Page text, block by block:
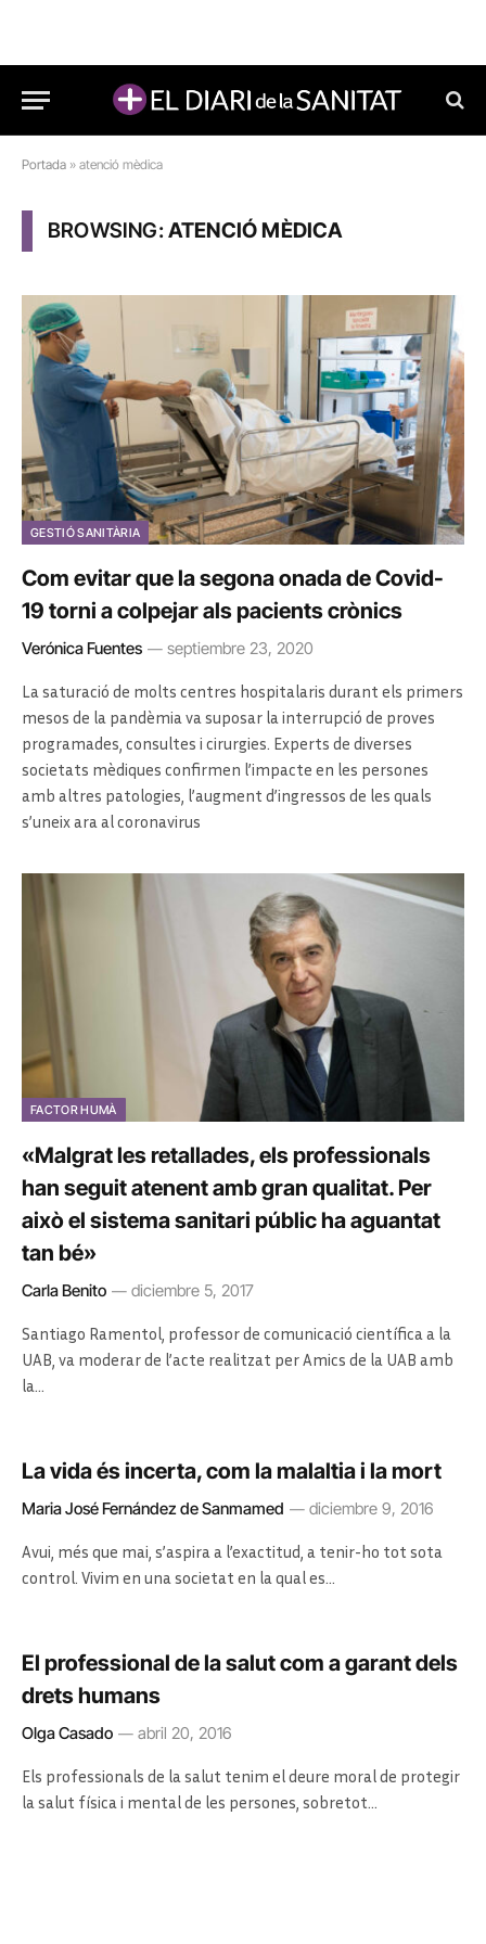
Portada » atenció mèdica
BROWSING:ATENCIÓ MÈDICA
GESTIÓ SANITÀRIA
Com evitar que la segona onada de Covid-
19 torni a colpejar als pacients crònics
Verónica Fuentes septiembre 23, 2020
La saturació de molts centres hospitalaris durant els primers
mesos de la pandèmia va suposar la interrupció de proves
programades, consultes i cirurgies. Experts de diverses
societats mèdiques confirmen l’impacte en les persones
amb altres patologies, l’augment d’ingressos de les quals
s’uneix ara al coronavirus
FACTOR HUMÀ
«Malgrat les retallades, els professionals
han seguit atenent amb gran qualitat. Per
això el sistema sanitari públic ha aguantat
tan bé»
Carla Benito diciembre 5, 2017
Santiago Ramentol, professor de comunicació científica a la
UAB, va moderar de l’acte realitzat per Amics de la UAB amb
la…
La vida és incerta, com la malaltia i la mort
Maria José Fernández de Sanmamed diciembre 9, 2016
Avui, més que mai, s’aspira a l’exactitud, a tenir-ho tot sota
control. Vivim en una societat en la qual es…
El professional de la salut com a garant dels
drets humans
Olga Casado abril 20, 2016
Els professionals de la salut tenim el deure moral de protegir
la salut física i mental de les persones, sobretot…